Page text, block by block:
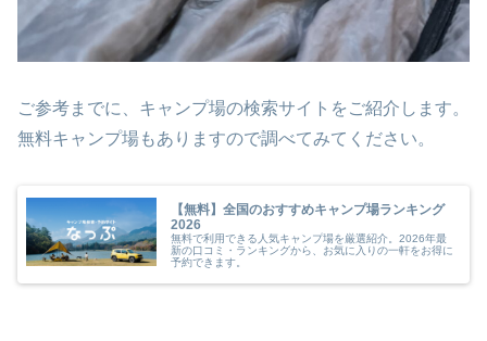
ご参考までに、キャンプ場の検索サイトをご紹介します。
無料キャンプ場もありますので調べてみてください。
【無料】全国のおすすめキャンプ場ランキング
2026
無料で利用できる人気キャンプ場を厳選紹介。2026年最
新の口コミ・ランキングから、お気に入りの一軒をお得に
予約できます。